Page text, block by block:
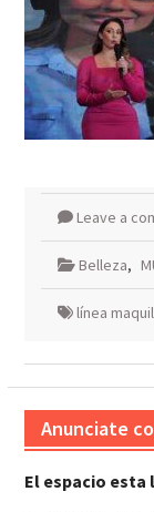
Leave a
Belleza,
línea
Anunciate
El espacio esta